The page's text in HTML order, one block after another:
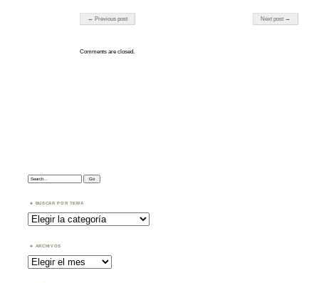
Post navigation
← Previous post Next post →
Comments are closed.
Search:
BUSCAR POR TEMA
Buscar
por
Tema
ARCHIVOS
Archivos